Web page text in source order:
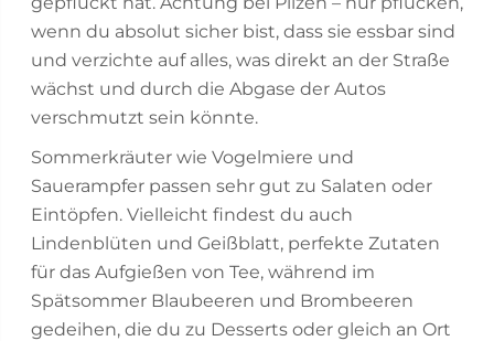
wenn du absolut sicher bist, dass sie essbar sind
und verzichte auf alles, was direkt an der Straße
wächst und durch die Abgase der Autos
verschmutzt sein könnte.
Sommerkräuter wie Vogelmiere und
Sauerampfer passen sehr gut zu Salaten oder
Eintöpfen. Vielleicht findest du auch
Lindenblüten und Geißblatt, perfekte Zutaten
für das Aufgießen von Tee, während im
Spätsommer Blaubeeren und Brombeeren
gedeihen, die du zu Desserts oder gleich an Ort